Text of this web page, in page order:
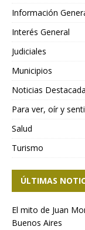
Información
Interés General
Judiciales
Municipios
Noticias
Para ver, oír y
Salud
Turismo
ÚLTIMAS
El mito de Juan
Buenos Aires